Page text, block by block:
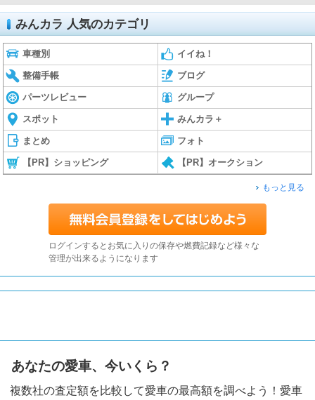
みんカラ 人気のカテゴリ
車種別 イイね！
整備手帳 ブログ
パーツレビュー グループ
スポット みんカラ＋
まとめ フォト
【PR】ショッピング 【PR】オークション
もっと見る
ログインするとお気に入りの保存や燃費記録など様々な
管理が出来るようになります
あなたの愛車、今いくら？
複数社の査定額を比較して愛車の最高額を調べよう！愛車